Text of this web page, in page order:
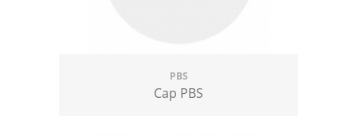
PBS
Cap PBS